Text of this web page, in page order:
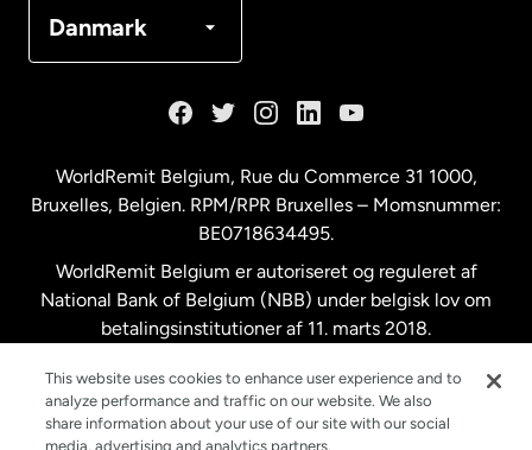
Danmark
Malaysia
New Zealand
Spanien
WorldRemit Belgium, Rue du Commerce 31 1000,
Bruxelles, Belgien. RPM/RPR Bruxelles – Momsnummer:
BE0718634495.
WorldRemit Belgium er autoriseret og reguleret af
National Bank of Belgium (NBB) under belgisk lov om
betalingsinstitutioner af 11. marts 2018.
This website uses cookies to enhance user experience and to
analyze performance and traffic on our website. We also
share information about your use of our site with our social
media, advertising and analytics partners.